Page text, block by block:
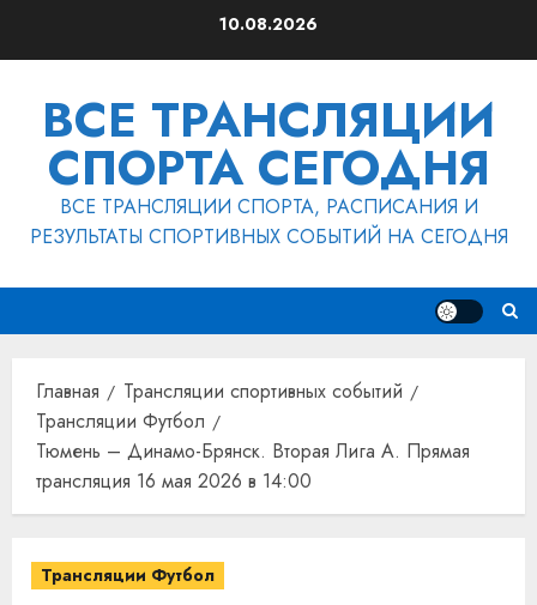
10.08.2026
ВСЕ ТРАНСЛЯЦИИ
СПОРТА СЕГОДНЯ
ВСЕ ТРАНСЛЯЦИИ СПОРТА, РАСПИСАНИЯ И
РЕЗУЛЬТАТЫ СПОРТИВНЫХ СОБЫТИЙ НА СЕГОДНЯ
Главная
Трансляции спортивных событий
Трансляции Футбол
Тюмень – Динамо-Брянск. Вторая Лига А. Прямая
трансляция 16 мая 2026 в 14:00
Трансляции Футбол